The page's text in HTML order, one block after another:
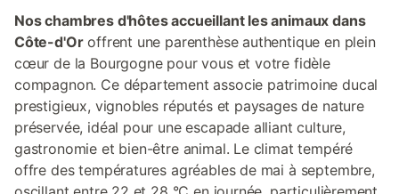
Nos chambres d'hôtes accueillant les animaux dans
Côte-d'Oroffrent une parenthèse authentique en plein
cœur de la Bourgogne pour vous et votre fidèle
compagnon. Ce département associe patrimoine ducal
prestigieux, vignobles réputés et paysages de nature
préservée, idéal pour une escapade alliant culture,
gastronomie et bien-être animal. Le climat tempéré
offre des températures agréables de mai à septembre,